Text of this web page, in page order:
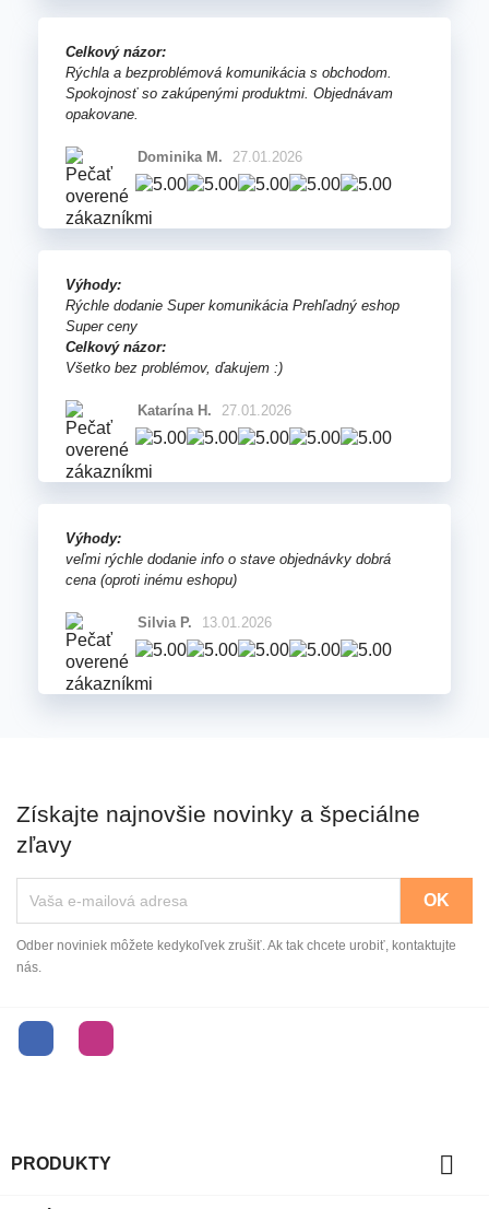
Celkový názor:
Rýchla a bezproblémová komunikácia s obchodom.
Spokojnosť so zakúpenými produktmi. Objednávam
opakovane.
Dominika M. 27.01.2026
Výhody:
Rýchle dodanie Super komunikácia Prehľadný eshop
Super ceny
Celkový názor:
Všetko bez problémov, ďakujem :)
Katarína H. 27.01.2026
Výhody:
veľmi rýchle dodanie info o stave objednávky dobrá
cena (oproti inému eshopu)
Silvia P. 13.01.2026
Získajte najnovšie novinky a špeciálne
zľavy
Odber noviniek môžete kedykoľvek zrušiť. Ak tak chcete urobiť, kontaktujte
nás.
FacebookInstagram
PRODUKTY
